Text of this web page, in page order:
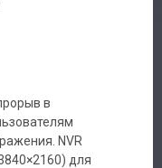
в
NVR
для